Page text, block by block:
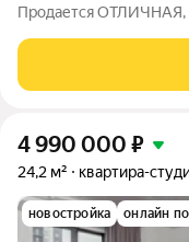
Продается ОТЛИЧНАЯ,
ремонт : установлены
на полу линолеум на
4 990 000 ₽
24,2 м² квартира-
новостройка онлайн